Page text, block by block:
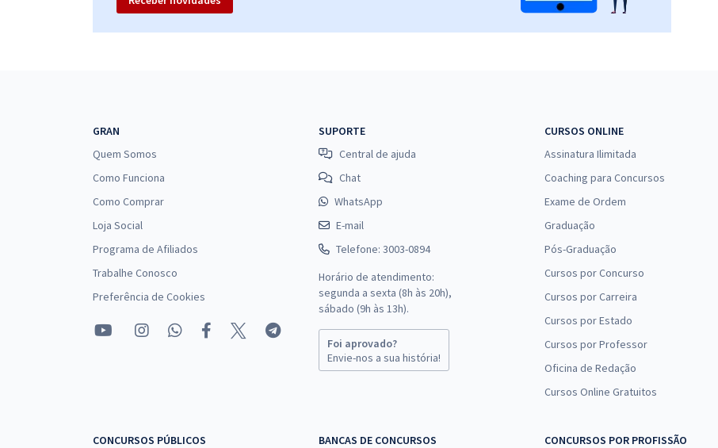
GRAN
Quem Somos
Como Funciona
Como Comprar
Loja Social
Programa de Afiliados
Trabalhe Conosco
Preferência de Cookies
SUPORTE
Central de ajuda
Chat
WhatsApp
E-mail
Telefone: 3003-0894
Horário de atendimento:
segunda a sexta (8h às 20h),
sábado (9h às 13h).
Foi aprovado?
Envie-nos a sua história!
CURSOS ONLINE
Assinatura Ilimitada
Coaching para Concursos
Exame de Ordem
Graduação
Pós-Graduação
Cursos por Concurso
Cursos por Carreira
Cursos por Estado
Cursos por Professor
Oficina de Redação
Cursos Online Gratuitos
CONCURSOS PÚBLICOS
BANCAS DE CONCURSOS
CONCURSOS POR PROFISSÃO